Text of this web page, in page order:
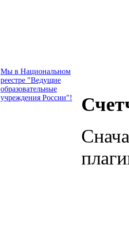
Мы в Национальном
реестре "Ведущие
образовательные
учреждения России"!